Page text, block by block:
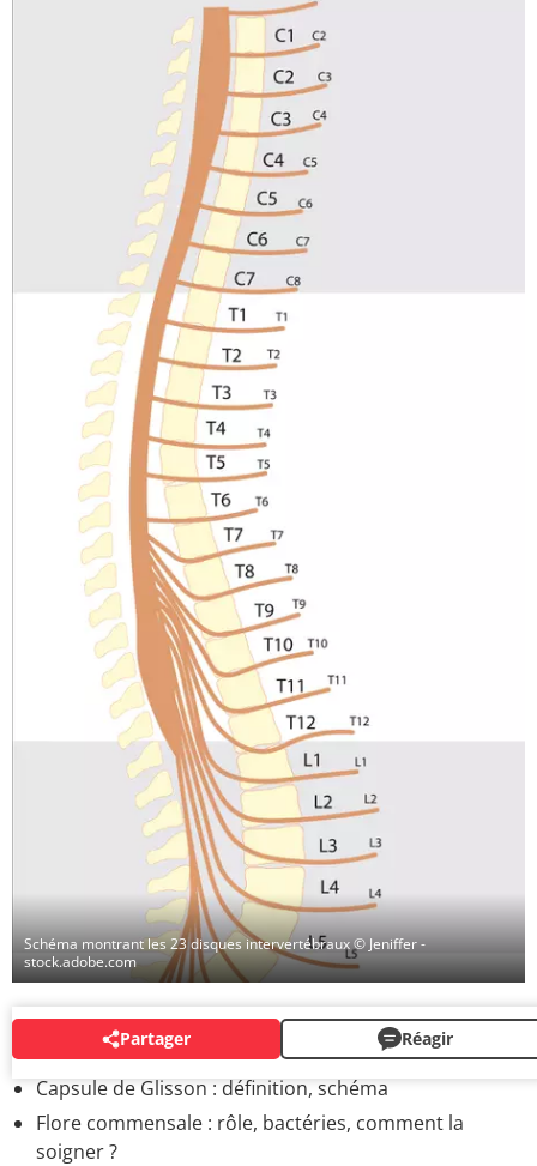
Schéma montrant les 23 disques intervertébraux© Jeniffer -
stock.adobe.com
Partager Réagir
AUTRES
Capsule de Glisson : définition, schéma
Flore commensale : rôle, bactéries, comment la
soigner ?